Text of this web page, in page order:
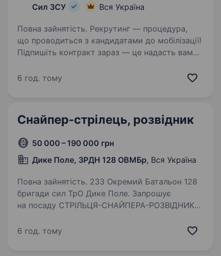
Сил ЗСУ
Вся Україна
Повна зайнятість. Рекрутинг — процедура,
що проводиться з кандидатами до мобілізації!
Підпишіть контракт зараз — це надасть вам
всі соціальні гарантії вчасно. Основна
6 год. тому
Снайпер-стрілець, розвідник
50 000 – 190 000 грн
Дике Поле, ЗРДН 128 ОВМБр, Вся Україна
Повна зайнятість. 233 Окремий Батальон 128
бригади сил ТрО Дике Поле. Запрошує
на посаду СТРІЛЬЦЯ-СНАЙПЕРА-РОЗВІДНИКА
та служили у 2014−2024 роках, при бажанні,
6 год. тому